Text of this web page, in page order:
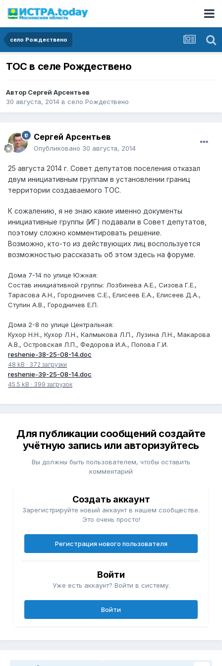
село Рождествено
ТОС в селе Рождествено
Автор Сергей Арсентьев
30 августа, 2014 в село Рождествено
Сергей Арсентьев
Опубликовано 30 августа, 2014
25 августа 2014 г. Совет депутатов поселения отказал
двум инициативным группам в установлении границ
территории создаваемого ТОС.
К сожалению, я не знаю какие именно документы
инициативные группы (ИГ) подавали в Совет депутатов,
поэтому сложно комментировать решение.
Возможно, кто-то из действующих лиц воспользуется
возможностью рассказать об этом здесь на форуме.
Дома 7-14 по улице Южная:
Состав инициативной группы: Лозбинева А.Е., Сизова Г.Е.,
Тарасова А.Н., Городничев С.Е., Елисеев Е.А., Елисеев Д.А.,
Ступин А.В., Городничев Е.П.
Дома 2-8 по улице Центральная:
Кухор Н.Н., Кухор Л.Н., Калмыкова Л.П., Лузина Л.Н., Макарова
А.В., Островская Л.П., Федорова И.А., Попова Г.И.
reshenie-38-25-08-14.doc
48 kB · 372 загрузки
reshenie-39-25-08-14.doc
45.5 kB · 399 загрузок
Для публикации сообщений создайте
учётную запись или авторизуйтесь
Вы должны быть пользователем, чтобы оставить
комментарий
Создать аккаунт
Зарегистрируйте новый аккаунт в нашем сообществе.
Это очень просто!
Регистрация нового пользователя
Войти
Уже есть аккаунт? Войти в систему.
Войти